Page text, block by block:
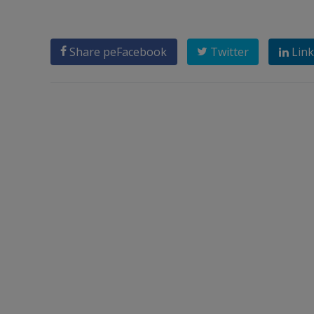
Share peFacebook Twitter